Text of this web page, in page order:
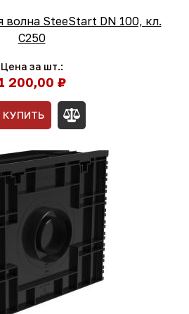
волна SteeStart DN 100, кл.
С250
Цена за шт.:
200,00 ₽
КУПИТЬ